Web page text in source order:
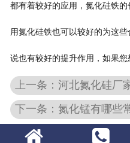
都有着较好的应用，氮化硅铁
用氮化硅铁也可以较好的为这
说也有较好的提升作用，如果您
上一条：河北氮化硅厂
下一条：氮化锰有哪些